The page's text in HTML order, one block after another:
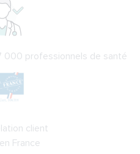
000 professionnels de santé
client
France